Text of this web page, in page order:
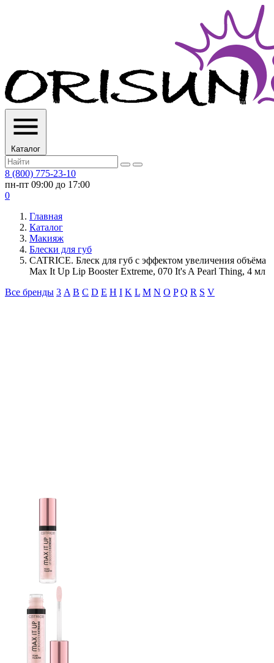
Каталог
8 (800) 775-23-10
пн-пт 09:00 до 17:00
0
Главная
Каталог
Макияж
Блески для губ
CATRICE. Блеск для губ с эффектом увеличения объёма
Max It Up Lip Booster Extreme, 070 It's A Pearl Thing, 4 мл
Все бренды 3 A B C D E H I K L M N O P Q R S V